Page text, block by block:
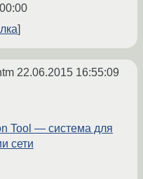
22.06.2015 16:55:09
Tool — система для
сети